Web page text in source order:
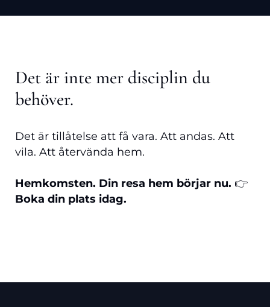
Det är inte mer disciplin du
behöver.
Det är tillåtelse att få vara. Att andas. Att
vila. Att återvända hem.
Hemkomsten. Din resa hem börjar nu. 👉
Boka din plats idag.